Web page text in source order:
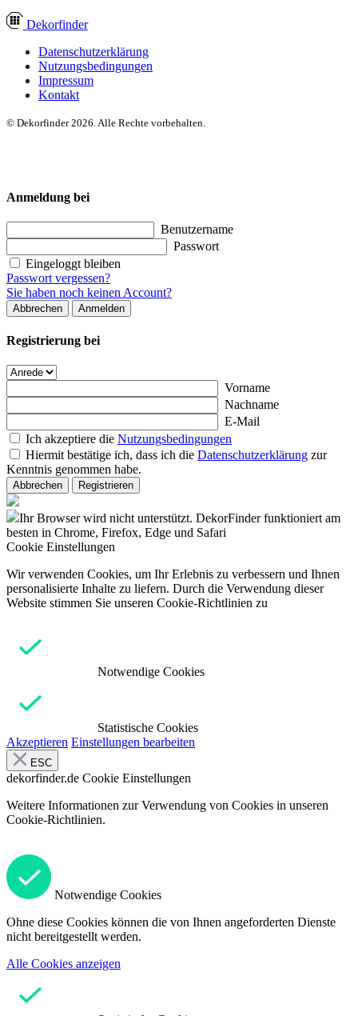
Dekorfinder
Datenschutzerklärung
Nutzungsbedingungen
Impressum
Kontakt
© Dekorfinder 2026. Alle Rechte vorbehalten.
Anmeldung bei
Benutzername
Passwort
Eingeloggt bleiben
Passwort vergessen?
Sie haben noch keinen Account?
Abbrechen Anmelden
Registrierung bei
Vorname
Nachname
E-Mail
Ich akzeptiere die Nutzungsbedingungen
Hiermit bestätige ich, dass ich die Datenschutzerklärung zur
Kenntnis genommen habe.
Abbrechen Registrieren
Ihr Browser wird nicht unterstützt. DekorFinder funktioniert am
besten in Chrome, Firefox, Edge und Safari
Cookie Einstellungen
Wir verwenden Cookies, um Ihr Erlebnis zu verbessern und Ihnen
personalisierte Inhalte zu liefern. Durch die Verwendung dieser
Website stimmen Sie unseren Cookie-Richtlinien zu
Notwendige Cookies
Statistische Cookies
Akzeptieren Einstellungen bearbeiten
ESC
dekorfinder.de Cookie Einstellungen
Weitere Informationen zur Verwendung von Cookies in unseren
Cookie-Richtlinien.
Notwendige Cookies
Ohne diese Cookies können die von Ihnen angeforderten Dienste
nicht bereitgestellt werden.
Alle Cookies anzeigen